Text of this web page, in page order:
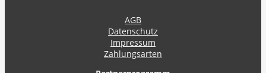
AGB
Datenschutz
Impressum
Zahlungsarten